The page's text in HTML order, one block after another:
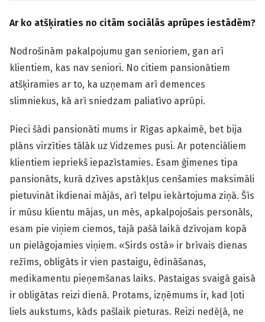
Ar ko atšķiraties no citām sociālās aprūpes iestādēm?
Nodrošinām pakalpojumu gan senioriem, gan arī
klientiem, kas nav seniori. No citiem pansionātiem
atšķiramies ar to, ka uzņemam arī demences
slimniekus, kā arī sniedzam paliatīvo aprūpi.
Pieci šādi pansionāti mums ir Rīgas apkaimē, bet bija
plāns virzīties tālāk uz Vidzemes pusi. Ar potenciāliem
klientiem iepriekš iepazīstamies. Esam ģimenes tipa
pansionāts, kurā dzīves apstākļus cenšamies maksimāli
pietuvināt ikdienai mājās, arī telpu iekārtojuma ziņā. Šīs
ir mūsu klientu mājas, un mēs, apkalpojošais personāls,
esam pie viņiem ciemos, tajā pašā laikā dzīvojam kopā
un pielāgojamies viņiem. «Sirds ostā» ir brīvais dienas
režīms, obligāts ir vien pastaigu, ēdināšanas,
medikamentu pieņemšanas laiks. Pastaigas svaigā gaisā
ir obligātas reizi dienā. Protams, izņēmums ir, kad ļoti
liels aukstums, kāds pašlaik pieturas. Reizi nedēļā, ne